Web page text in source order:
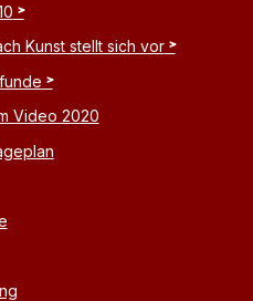
Kunst stellt sich vor
Video 2020